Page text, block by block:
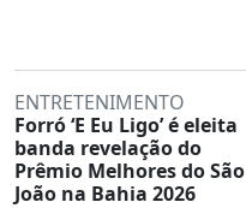
ENTRETENIMENTO
Forró ‘E Eu Ligo’ é eleita
banda revelação do
Prêmio Melhores do São
João na Bahia 2026